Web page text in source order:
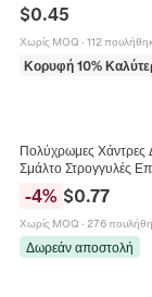
Κοσμημάτων
Στρογγυλές Χάντρες
$0.45
Χωρίς MOQ · 112
Κορυφή 10%
Πολύχρωμες Χάντρες
Σμάλτο Στρογγυλές
Χαλκό Με Μεγάλη
Κατασκευή
-4% $0.77
Χωρίς MOQ · 276
Δωρεάν αποστολή